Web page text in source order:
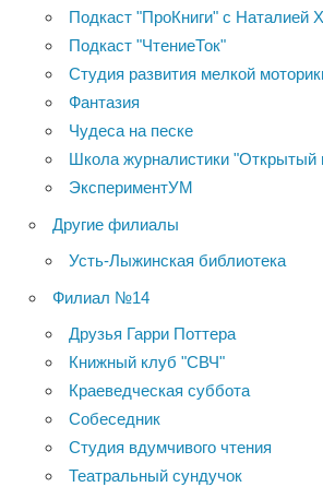
Подкаст "ПроКниги" с Наталией
Подкаст "ЧтениеТок"
Студия развития мелкой
Фантазия
Чудеса на песке
Школа журналистики "Открытый
ЭкспериментУМ
Другие филиалы
Усть-Лыжинская библиотека
Филиал №14
Друзья Гарри Поттера
Книжный клуб "СВЧ"
Краеведческая суббота
Собеседник
Студия вдумчивого чтения
Театральный сундучок